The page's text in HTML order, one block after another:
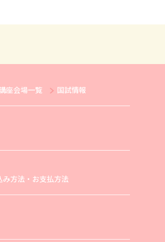
座会場一覧 国試情報
方法・お支払方法